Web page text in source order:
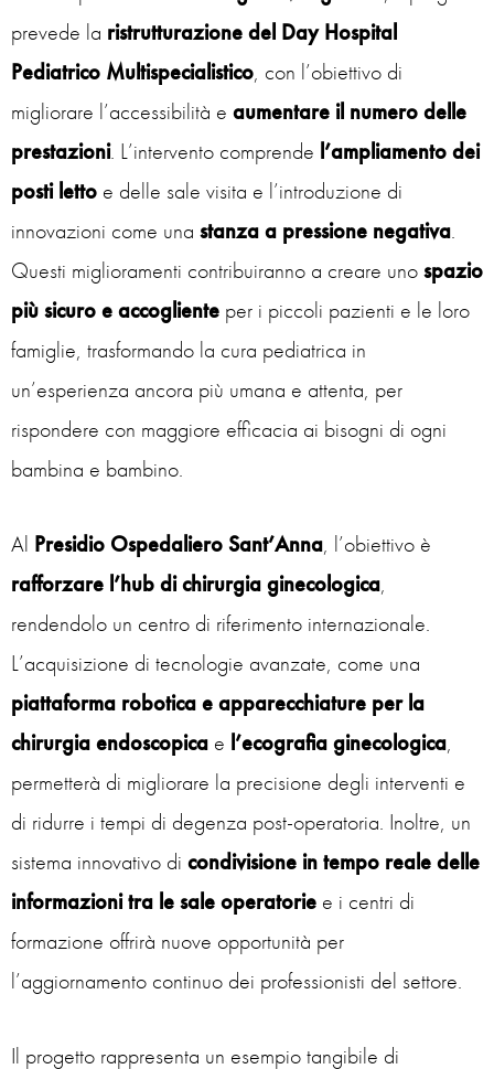
prevede la ristrutturazione del Day Hospital
Pediatrico Multispecialistico, con l’obiettivo di
migliorare l’accessibilità e aumentare il numero delle
prestazioni. L’intervento comprende l’ampliamento dei
posti letto e delle sale visita e l’introduzione di
innovazioni come una stanza a pressione negativa.
Questi miglioramenti contribuiranno a creare unospazio
più sicuro e accogliente per i piccoli pazienti e le loro
famiglie, trasformando la cura pediatrica in
un’esperienza ancora più umana e attenta, per
rispondere con maggiore efficacia ai bisogni di ogni
bambina e bambino.
Al Presidio Ospedaliero Sant’Anna, l’obiettivo è
rafforzare l’hub di chirurgia ginecologica,
rendendolo un centro di riferimento internazionale.
L’acquisizione di tecnologie avanzate, come una
piattaforma robotica e apparecchiature per la
chirurgia endoscopica e l’ecografia ginecologica,
permetterà di migliorare la precisione degli interventi e
di ridurre i tempi di degenza post-operatoria. Inoltre, un
sistema innovativo di condivisione in tempo reale delle
informazioni tra le sale operatorie e i centri di
formazione offrirà nuove opportunità per
l’aggiornamento continuo dei professionisti del settore.
Il progetto rappresenta un esempio tangibile di